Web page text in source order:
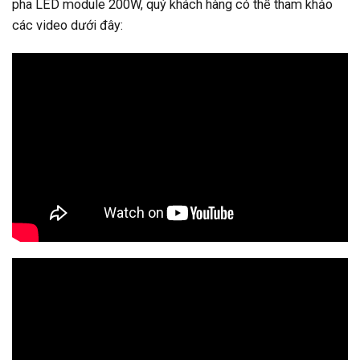
pha LED module 200W, quý khách hàng có thể tham khảo
các video dưới đây: